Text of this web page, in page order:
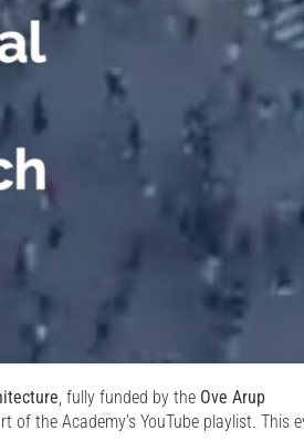
, fully funded by the Ove Arup
of the Academy’s YouTube playlist. This